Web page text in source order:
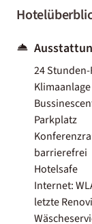
24
Klimaanlage
Parkplatz
barrierefrei
Hotelsafe
Internet:
letzte